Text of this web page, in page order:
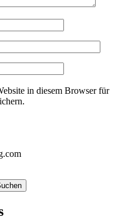
in diesem Browser für